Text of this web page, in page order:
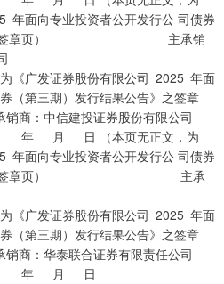
年面向专业投资者公开发行公 司债券
告》之签章页） 主承销
券股份有限公司
广发证券股份有限公司 2025 年面
（第三期）发行结果公告》之签章
投证券股份有限公司
页无正文，为
年面向专业投资者公开发行公 司债券
公告》之签章页） 主承
股份有限公司
广发证券股份有限公司 2025 年面
（第三期）发行结果公告》之签章
合证券有限责任公司
日